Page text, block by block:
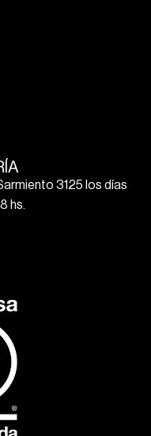
3125 los días
hs.